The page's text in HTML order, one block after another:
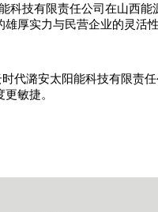
科技有限责任公司在山西
厚实力与民营企业的灵活
代潞安太阳能科技有限责
敏捷。